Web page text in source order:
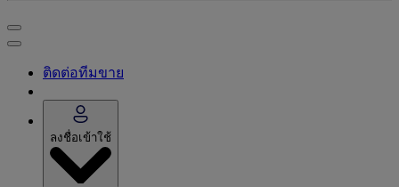
ติดต่อทีมขาย
ลงชื่อเข้าใช้